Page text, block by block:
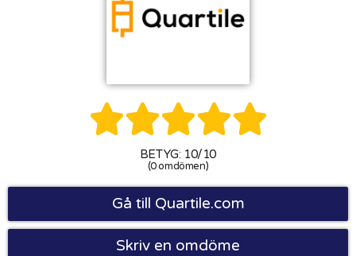

BETYG: 10/10
(0 omdömen)
Gå till Quartile.com
Skriv en omdöme